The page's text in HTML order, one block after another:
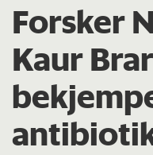
Forsker
Kaur